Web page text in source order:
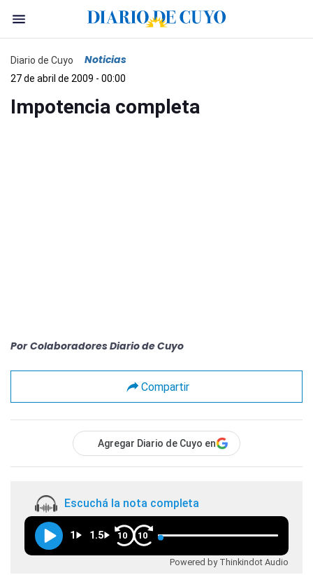
Diario de Cuyo Noticias
27 de abril de 2009 - 00:00
Impotencia completa
Por Colaboradores Diario de Cuyo
Compartir
Agregar Diario de Cuyo en
Escuchá la nota completa
1 1.5 10 10
Powered by Thinkindot Audio